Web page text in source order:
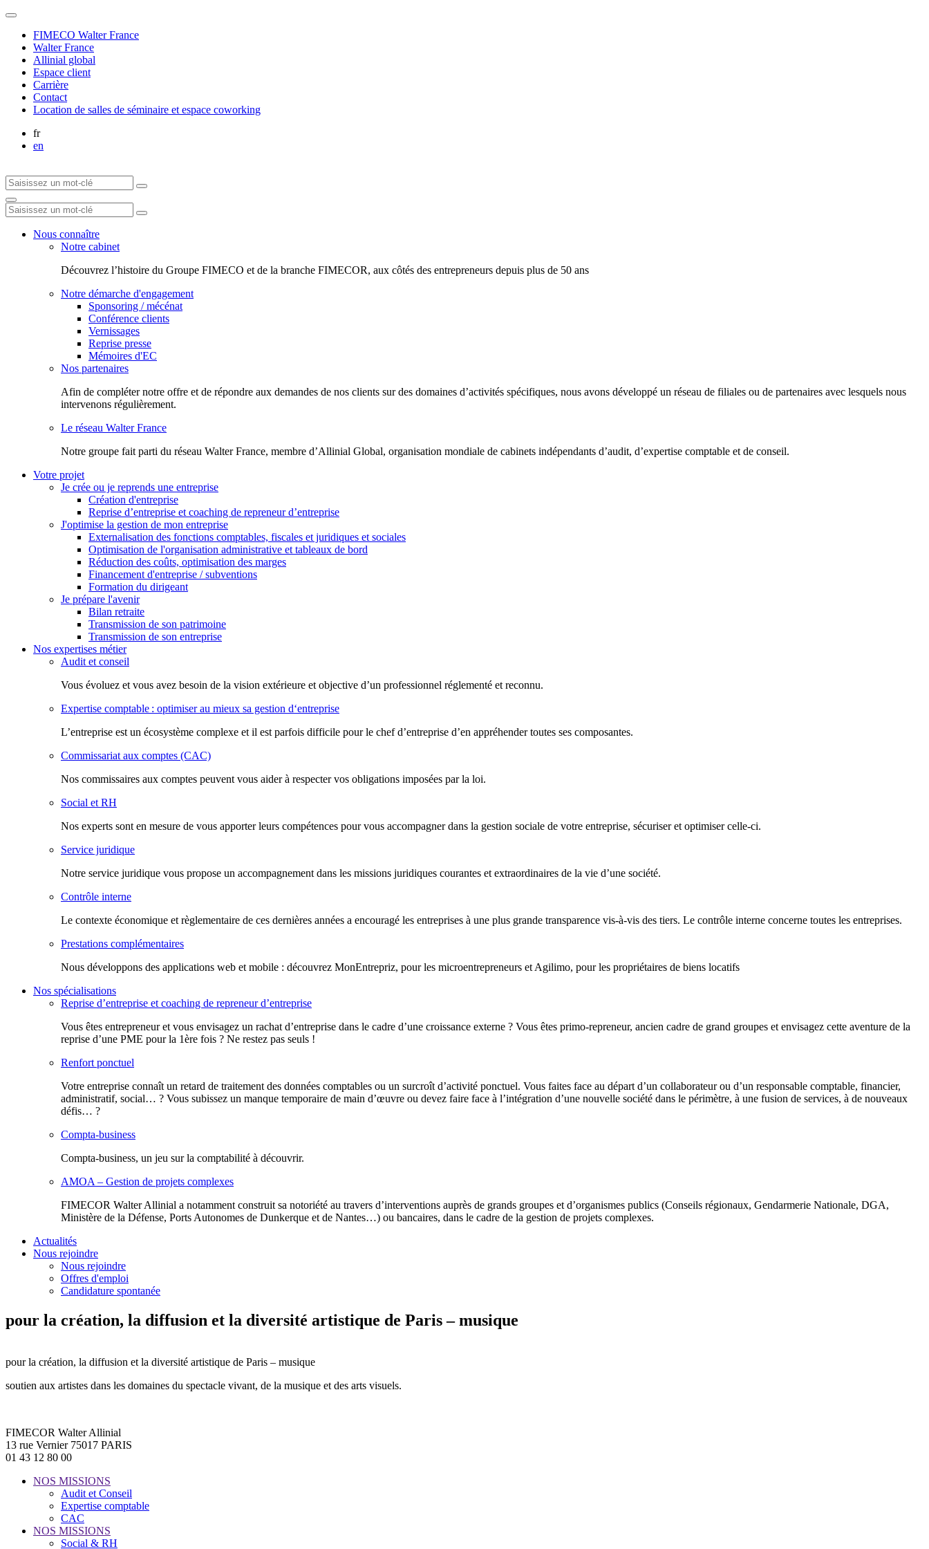
FIMECO Walter France
Walter France
Allinial global
Espace client
Carrière
Contact
Location de salles de séminaire et espace coworking
fr
en
Nous connaître
Notre cabinet
Découvrez l’histoire du Groupe FIMECO et de la branche FIMECOR, aux côtés des entrepreneurs depuis plus de 50 ans
Notre démarche d'engagement
Sponsoring / mécénat
Conférence clients
Vernissages
Reprise presse
Mémoires d'EC
Nos partenaires
Afin de compléter notre offre et de répondre aux demandes de nos clients sur des domaines d’activités spécifiques, nous avons développé un réseau de filiales ou de partenaires avec lesquels nous
intervenons régulièrement.
Le réseau Walter France
Notr​e groupe fait parti du réseau Walter France, membre d’Allinial Global, organisation mondiale de cabinets indépendants d’audit, d’expertise comptable et de conseil.
Votre projet
Je crée ou je reprends une entreprise
Création d'entreprise
Reprise d’entreprise et coaching de repreneur d’entreprise
J'optimise la gestion de mon entreprise
Externalisation des fonctions comptables, fiscales et juridiques et sociales
Optimisation de l'organisation administrative et tableaux de bord
Réduction des coûts, optimisation des marges
Financement d'entreprise / subventions
Formation du dirigeant
Je prépare l'avenir
Bilan retraite
Transmission de son patrimoine
Transmission de son entreprise
Nos expertises métier
Audit et conseil
Vous évoluez et vous avez besoin de la vision extérieure et objective d’un professionnel réglementé et reconnu.
Expertise comptable : optimiser au mieux sa gestion d‘entreprise
L’entreprise est un écosystème complexe et il est parfois difficile pour le chef d’entreprise d’en appréhender toutes ses composantes.
Commissariat aux comptes (CAC)
Nos commissaires aux comptes peuvent vous aider à respecter vos obligations imposées par la loi.
Social et RH
Nos experts sont en mesure de vous apporter leurs compétences pour vous accompagner dans la gestion sociale de votre entreprise, sécuriser et optimiser celle-ci.
Service juridique
Notre service juridique vous propose un accompagnement dans les missions juridiques courantes et extraordinaires de la vie d’une société.
Contrôle interne
Le contexte économique et règlementaire de ces dernières années a encouragé les entreprises à une plus grande transparence vis-à-vis des tiers. Le contrôle interne concerne toutes les entreprises.
Prestations complémentaires
Nous développons des applications web et mobile : découvrez MonEntrepriz, pour les microentrepreneurs et Agilimo, pour les propriétaires de biens locatifs
Nos spécialisations
Reprise d’entreprise et coaching de repreneur d’entreprise
Vous êtes entrepreneur et vous envisagez un rachat d’entreprise dans le cadre d’une croissance externe ? Vous êtes primo-repreneur, ancien cadre de grand groupes et envisagez cette aventure de la
reprise d’une PME pour la 1ère fois ? Ne restez pas seuls !
Renfort ponctuel
Votre entreprise connaît un retard de traitement des données comptables ou un surcroît d’activité ponctuel. Vous faites face au départ d’un collaborateur ou d’un responsable comptable, financier,
administratif, social… ? Vous subissez un manque temporaire de main d’œuvre ou devez faire face à l’intégration d’une nouvelle société dans le périmètre, à une fusion de services, à de nouveaux
défis… ?
Compta-business
Compta-business, un jeu sur la comptabilité à découvrir.
AMOA – Gestion de projets complexes
FIMECOR Walter Allinial a notamment construit sa notoriété au travers d’interventions auprès de grands groupes et d’organismes publics (Conseils régionaux, Gendarmerie Nationale, DGA,
Ministère de la Défense, Ports Autonomes de Dunkerque et de Nantes…) ou bancaires, dans le cadre de la gestion de projets complexes.
Actualités
Nous rejoindre
Nous rejoindre
Offres d'emploi
Candidature spontanée
pour la création, la diffusion et la diversité artistique de Paris – musique
pour la création, la diffusion et la diversité artistique de Paris – musique
soutien aux artistes dans les domaines du spectacle vivant, de la musique et des arts visuels.
FIMECOR Walter Allinial
13 rue Vernier 75017 PARIS
01 43 12 80 00
NOS MISSIONS
Audit et Conseil
Expertise comptable
CAC
NOS MISSIONS
Social & RH